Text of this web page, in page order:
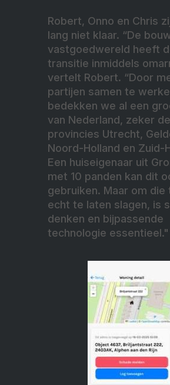
Robert, Onno en Chris
lang niet klaar. “De
vastgoedwereld heeft
transitie inmiddels
vertelt Robert. “Door
partijen samen te
bedekken we al een
van Nederland, zeker de
provincies Utrecht,
Noord-Holland en Zuid-
Een huiseigenaar uit
met 10 panden kan dit
gebruiken. Maar om die
echt te laten slagen, is
denken en bijpassende
technologie essentieel."